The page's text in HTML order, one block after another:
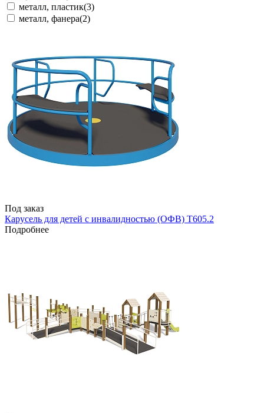
металл, пластик(3)
металл, фанера(2)
Под заказ
Карусель для детей с инвалидностью (ОФВ) T605.2
Подробнее